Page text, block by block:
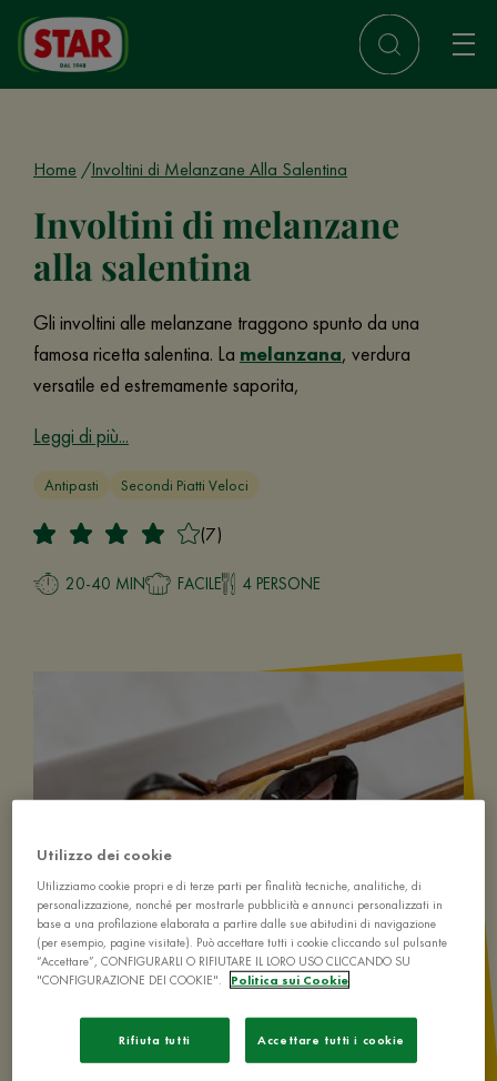
Home Involtini di Melanzane Alla Salentina
Involtini di melanzane
alla salentina
Gli involtini alle melanzane traggono spunto da una
famosa ricetta salentina. La melanzana, verdura
versatile ed estremamente saporita,
Leggi di più...
Antipasti Secondi Piatti Veloci
(7)
20-40 MIN FACILE 4 PERSONE
Utilizzo dei cookie
Utilizziamo cookie propri e di terze parti per finalità tecniche, analitiche, di
personalizzazione, nonché per mostrarle pubblicità e annunci personalizzati in
base a una profilazione elaborata a partire dalle sue abitudini di navigazione
(per esempio, pagine visitate). Può accettare tutti i cookie cliccando sul pulsante
“Accettare”, CONFIGURARLI O RIFIUTARE IL LORO USO CLICCANDO SU
"CONFIGURAZIONE DEI COOKIE".
Politica sui Cookie
Rifiuta tutti Accettare tutti i cookie